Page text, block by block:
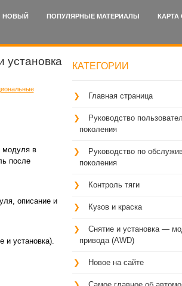
НОВЫЙ ПОПУЛЯРНЫЕ МАТЕРИАЛЫ КАРТА
установка
модуля в
после
описание и
и установка).
КАТЕГОРИИ
Главная страница
Руководство
поколения
Руководство по
поколения
Контроль тяги
Кузов и краска
Снятие и установка —
привода (AWD)
Новое на сайте